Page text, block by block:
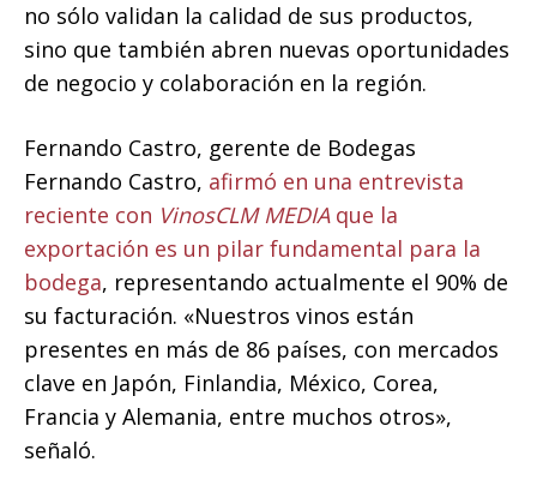
no sólo validan la calidad de sus productos,
sino que también abren nuevas oportunidades
de negocio y colaboración en la región.
Fernando Castro, gerente de Bodegas
Fernando Castro, afirmó en una entrevista
reciente con VinosCLM MEDIAque la
exportación es un pilar fundamental para la
bodega, representando actualmente el 90% de
su facturación. «Nuestros vinos están
presentes en más de 86 países, con mercados
clave en Japón, Finlandia, México, Corea,
Francia y Alemania, entre muchos otros»,
señaló.